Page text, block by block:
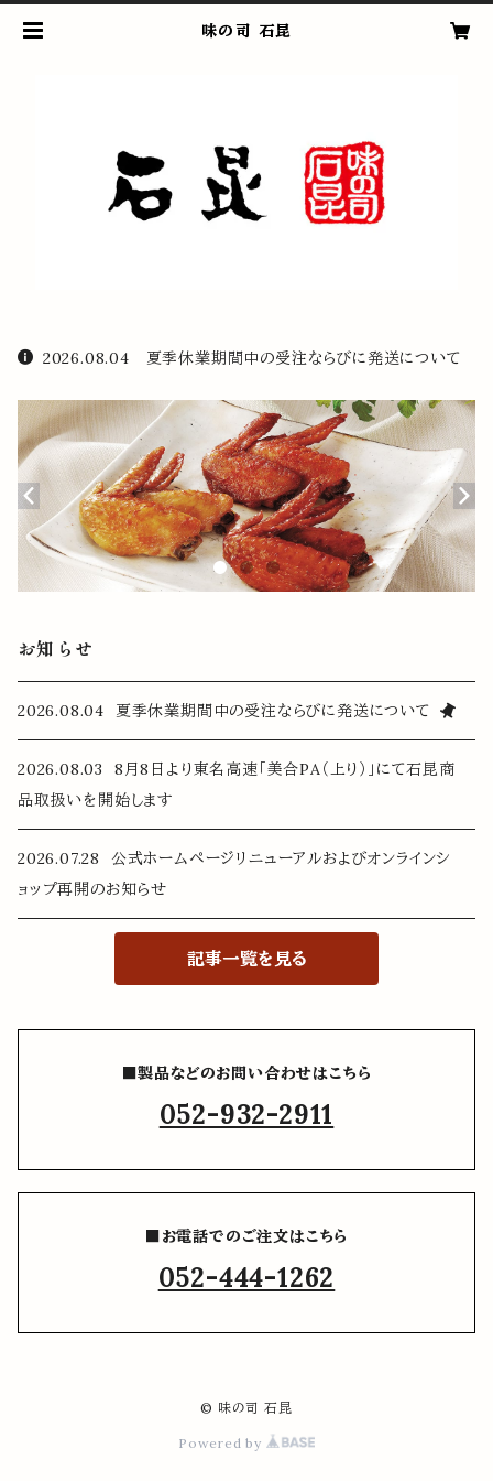
味の司 石昆
2026.08.04 夏季休業期間中の受注ならびに発送について
お知らせ
2026.08.04 夏季休業期間中の受注ならびに発送について
2026.08.03 8月8日より東名高速「美合PA（上り）」にて石昆商
品取扱いを開始します
2026.07.28 公式ホームページリニューアルおよびオンラインシ
ョップ再開のお知らせ
記事一覧を見る
■製品などのお問い合わせはこちら
052-932-2911
■お電話でのご注文はこちら
052-444-1262
© 味の司 石昆
Powered by